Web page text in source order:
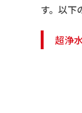
す。以下
超浄